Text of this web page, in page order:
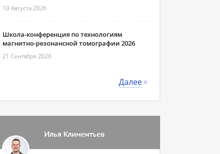
10 Августа 2026
Школа-конференция по технологиям
магнитно-резонансной томографии 2026
21 Сентября 2026
Далее
Илья Климентьев